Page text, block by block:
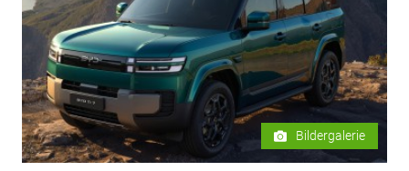
Bildergalerie